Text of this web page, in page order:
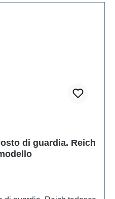
di guardia. Reich